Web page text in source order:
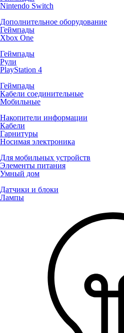
Nintendo Switch
Дополнительное оборудование
Геймпады
Xbox One
Геймпады
Рули
PlayStation 4
Геймпады
Кабели соединительные
Мобильные
Накопители информации
Кабели
Гарнитуры
Носимая электроника
Для мобильных устройств
Элементы питания
Умный дом
Датчики и блоки
Лампы